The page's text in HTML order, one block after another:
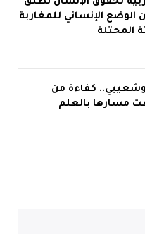
الوضع الإنساني للمغاربة
المحتلة
كفاءة من
مسارها بالعلم